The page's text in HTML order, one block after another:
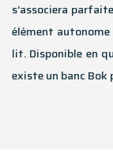
s’associera
élément
lit. Disponible en
existe un banc Bok